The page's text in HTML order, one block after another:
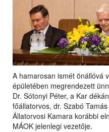
A hamarosan ismét önállóvá
épületében megrendezett
Dr. Sótonyi Péter, a Kar
főállatorvos, dr. Szabó
Állatorvosi Kamara korábbi
MÁOK jelenlegi vezetője.